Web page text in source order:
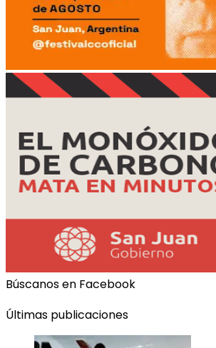
Búscanos en Facebook
Últimas publicaciones